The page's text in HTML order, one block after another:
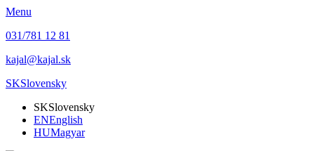
Menu
031/781 12 81
kajal@kajal.sk
SKSlovensky
SKSlovensky
ENEnglish
HUMagyar